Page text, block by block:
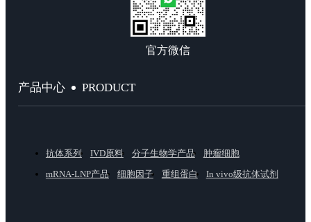
官方微信
产品中心 PRODUCT
抗体系列 IVD原料 分子生物学产品
肿瘤细胞
mRNA-LNP产品
细胞因子 重组蛋白 In vivo级抗体试剂